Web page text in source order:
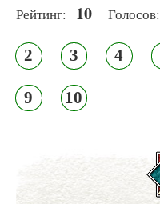
Рейтинг: 10 Голосов:
2 3 4
9 10